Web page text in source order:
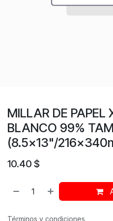
MILLAR DE PAPEL
BLANCO 99%
(8.5x13"/
10.40 $
Términos y condiciones